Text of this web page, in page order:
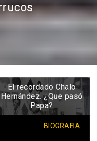
El recordado Chalo
Hernández. ¿Que pasó
Papa?
BIOGRAFIA